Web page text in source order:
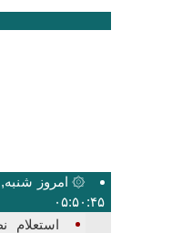
۰۵:۵۰:۴۵
ب_